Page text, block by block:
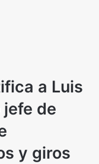
a Luis
de
y giros